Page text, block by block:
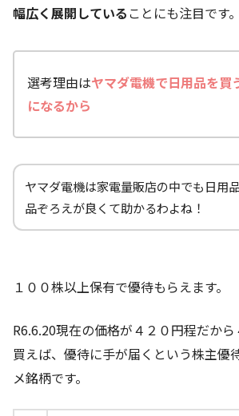
幅広く展開している ことにも注目です。
選考理由はヤマダ電機で日用品を買
になるから
ヤマダ電機は家電量販店の中でも日用
品ぞろえが良くて助かるわよね！
１００株以上保有で優待もらえます。
R6.6.20現在の価格が４２０円程だか
買えば、優待に手が届くという株主優
メ銘柄です。